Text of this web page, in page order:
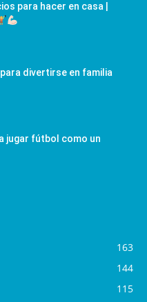
para hacer en casa |
divertirse en familia
jugar fútbol como un
163
144
115